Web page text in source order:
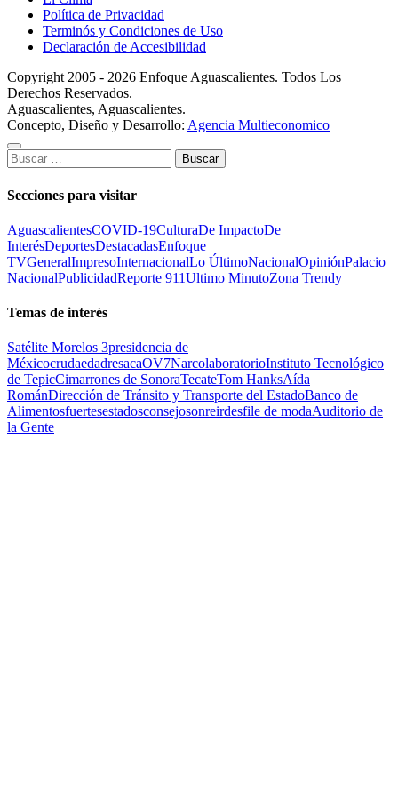
Política de Privacidad
Terminós y Condiciones de Uso
Declaración de Accesibilidad
Copyright 2005 - 2026 Enfoque Aguascalientes. Todos Los
Derechos Reservados.
Aguascalientes, Aguascalientes.
Concepto, Diseño y Desarrollo: Agencia Multieconomico
Buscar:
Secciones para visitar
AguascalientesCOVID-19CulturaDe ImpactoDe
InterésDeportesDestacadasEnfoque
TVGeneralImpresoInternacionalLo ÚltimoNacionalOpiniónPalacio
NacionalPublicidadReporte 911Ultimo MinutoZona Trendy
Temas de interés
Satélite Morelos 3presidencia de
MéxicocrudaedadresacaOV7NarcolaboratorioInstituto Tecnológico
de TepicCimarrones de SonoraTecateTom HanksAída
RománDirección de Tránsito y Transporte del EstadoBanco de
Alimentosfuertesestadosconsejosonreirdesfile de modaAuditorio de
la Gente